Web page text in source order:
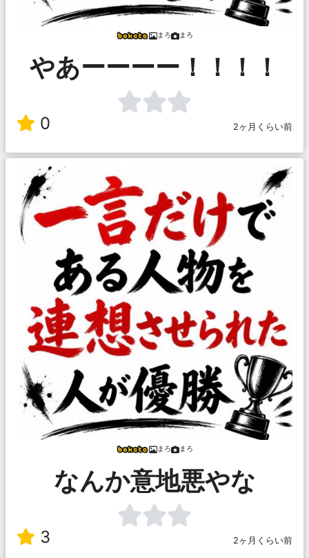
まろ まろ
やあーーーー！！！！
0 2ヶ月くらい前
まろ まろ
なんか意地悪やな
3 2ヶ月くらい前